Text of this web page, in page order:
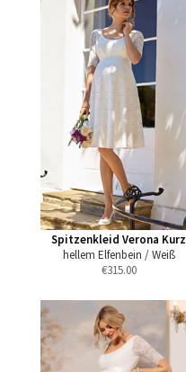
Spitzenkleid Verona Kurz
hellem Elfenbein / Weiß
€315.00